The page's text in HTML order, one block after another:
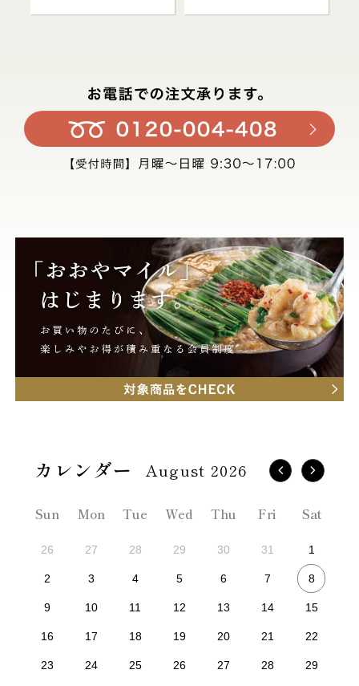
August 2026
Sun Mon Tue Wed Thu Fri Sat
26 27 28 29 30 31 1
2 3 4 5 6 7 8
9 10 11 12 13 14 15
16 17 18 19 20 21 22
23 24 25 26 27 28 29